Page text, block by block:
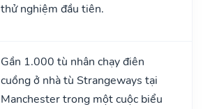
thử nghiệm đầu tiên.
Gần 1.000 tù nhân chạy điên
cuồng ở nhà tù Strangeways tại
Manchester trong một cuộc biểu